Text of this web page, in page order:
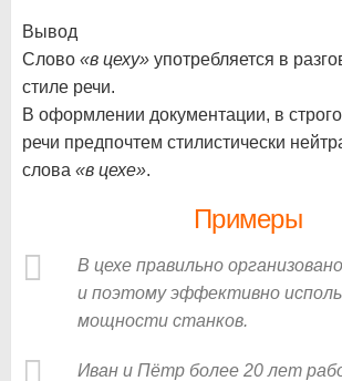
Вывод
Слово «в цеху» употребляется в
стиле речи.
В оформлении документации, в
речи предпочтем стилистически
слова «в цехе».
Примеры
В цехе правильно
и поэтому эффективно
мощности станков.
Иван и Пётр более 20 лет